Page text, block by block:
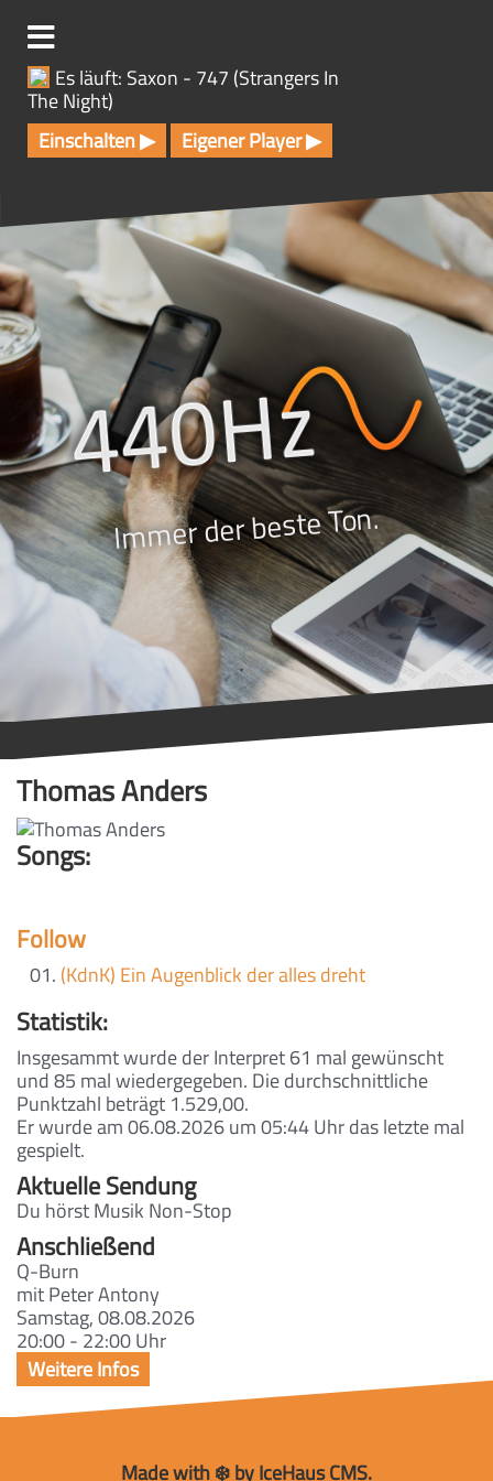
s
r
i
n
g
e
n
Es läuft: Saxon - 747 (Strangers In
The Night)
Einschalten ▶
Eigener Player ▶
Immer der beste Ton.
Thomas Anders
Songs:
Follow
(KdnK) Ein Augenblick der alles dreht
Statistik:
Insgesammt wurde der Interpret 61 mal gewünscht
und 85 mal wiedergegeben. Die durchschnittliche
Punktzahl beträgt 1.529,00.
Er wurde am 06.08.2026 um 05:44 Uhr das letzte mal
gespielt.
Aktuelle Sendung
Du hörst Musik Non-Stop
Anschließend
Q-Burn
mit Peter Antony
Samstag, 08.08.2026
20:00 - 22:00 Uhr
Made with ❄️ by IceHaus CMS.